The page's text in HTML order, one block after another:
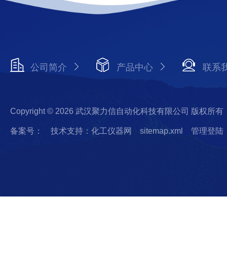
公司简介 产品中心 联系
Copyright © 2026 武汉聚力信自动化科技有限公司 版权所有
备案号： 技术支持：化工仪器网 sitemap.xml 管理登陆